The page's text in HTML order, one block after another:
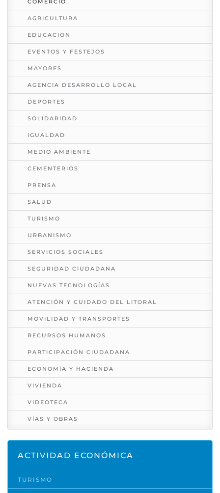
COMERCIO
AGRICULTURA
EDUCACION
EVENTOS Y FESTEJOS
MAYORES
AGENCIA DESARROLLO LOCAL
DEPORTES
SOLIDARIDAD
IGUALDAD
MEDIO AMBIENTE
CEMENTERIOS
PRENSA
SALUD
TURISMO
URBANISMO
SERVICIOS SOCIALES
SEGURIDAD CIUDADANA
NUEVAS TECNOLOGÍAS
ATENCIÓN Y CUIDADO DEL LITORAL
MOVILIDAD Y TRANSPORTES
RECURSOS HUMANOS
PARTICIPACIÓN CIUDADANA
ECONOMÍA Y HACIENDA
VIVIENDA
VIDEOTECA
VÍAS Y OBRAS
ACTIVIDAD ECONÓMICA
TURISMO